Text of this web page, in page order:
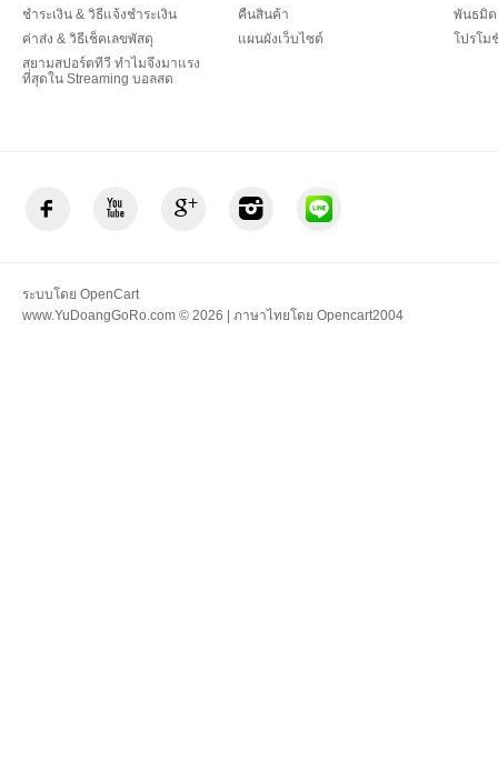
ชำระเงิน & วิธีแจ้งชำระเงิน
ค่าส่ง & วิธีเช็คเลขพัสดุ
สยามสปอร์ตทีวี ทำไมจึงมาแรง
ที่สุดใน Streaming บอลสด
คืนสินค้า
แผนผังเว็บไซต์
พันธมิต
โปรโม
ระบบโดย OpenCart
www.YuDoangGoRo.com © 2026 | ภาษาไทยโดย Opencart2004